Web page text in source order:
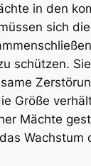
in den
sich
schützen.
Größe
Mächte
Wachstum